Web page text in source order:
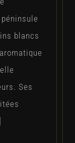
blancs
Ses